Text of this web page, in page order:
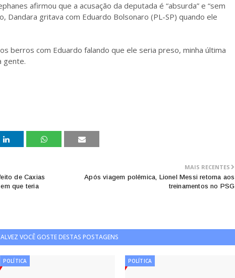
afirmou que a acusação da deputada é “absurda” e “sem
Dandara gritava com Eduardo Bolsonaro (PL-SP) quando ele
berros com Eduardo falando que ele seria preso, minha última
gente.
MAIS RECENTES
Após viagem polêmica, Lionel Messi retorna aos
treinamentos no PSG
de Caxias
que teria
VOCÊ GOSTE DESTAS POSTAGENS
POLÍTICA POLÍTICA